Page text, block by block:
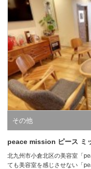
その他
peace mission ピース ミ
北九州市小倉北区の美容室「
ても美容室を感じさせない「